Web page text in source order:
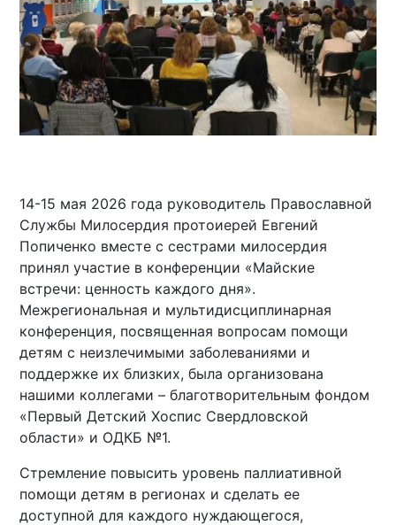
14-15 мая 2026 года руководитель Православной
Службы Милосердия протоиерей Евгений
Попиченко вместе с сестрами милосердия
принял участие в конференции «Майские
встречи: ценность каждого дня».
Межрегиональная и мультидисциплинарная
конференция, посвященная вопросам помощи
детям с неизлечимыми заболеваниями и
поддержке их близких, была организована
нашими коллегами – благотворительным фондом
«Первый Детский Хоспис Свердловской
области» и ОДКБ №1.
Стремление повысить уровень паллиативной
помощи детям в регионах и сделать ее
доступной для каждого нуждающегося,